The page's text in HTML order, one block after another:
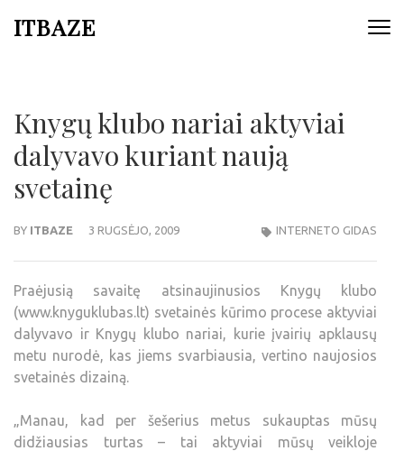
ITBAZE
Knygų klubo nariai aktyviai
dalyvavo kuriant naują
svetainę
BY ITBAZE 3 RUGSĖJO, 2009 INTERNETO GIDAS
Praėjusią savaitę atsinaujinusios Knygų klubo
(www.knyguklubas.lt) svetainės kūrimo procese aktyviai
dalyvavo ir Knygų klubo nariai, kurie įvairių apklausų
metu nurodė, kas jiems svarbiausia, vertino naujosios
svetainės dizainą.
„Manau, kad per šešerius metus sukauptas mūsų
didžiausias turtas – tai aktyviai mūsų veikloje